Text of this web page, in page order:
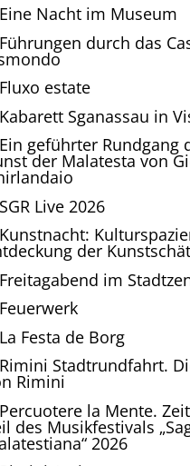
Eine Nacht im Museum
Führungen durch das
Fluxo estate
Kabarett Sganassau in
Ein geführter Rundgang
der Malatesta von
SGR Live 2026
Kunstnacht:
der
Freitagabend im
Feuerwerk
La Festa de Borg
Rimini Stadtrundfahrt.
Rimini
Percuotere la Mente.
des Musikfestivals
2026